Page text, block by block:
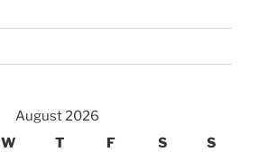
August 2026
W T F S S